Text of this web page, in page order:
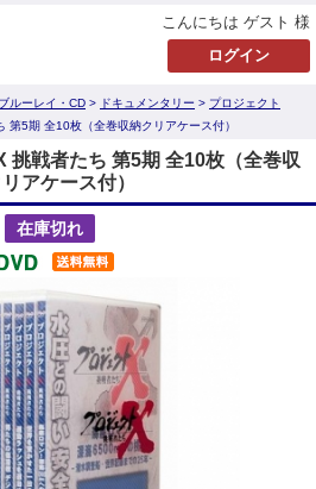
こんにちは ゲスト 様
ルーレイ・CD > ドキュメンタリー > プロジェクト
5期 全10枚（全巻収納クリアケース付）
挑戦者たち 第5期 全10枚（全巻収
アケース付）
在庫切れ